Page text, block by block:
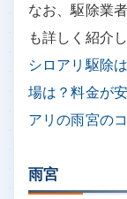
なお、駆除業
も詳しく紹介
シロアリ駆除
場は？料金が
アリの雨宮の
雨宮